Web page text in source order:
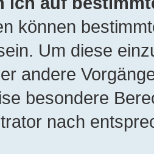
können
Um diese
andere
besondere
nach